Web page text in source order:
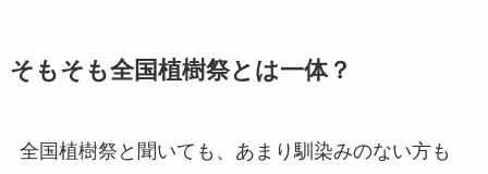
そもそも全国植樹祭とは一体？
全国植樹祭と聞いても、あまり馴染みのない方も